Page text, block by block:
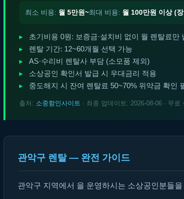
최소 비용: 월 5만원~최대 비용: 월 100만원 이상 (
초기비용 0원: 보증금·설치비 없이 월 렌탈료만
렌탈 기간: 12~60개월 선택 가능
AS·수리비 렌탈사 부담 (소모품 제외)
소상공인 확인서 발급 시 우대금리 적용
중도해지 시 잔여 렌탈료 50~70% 위약금 확인
출처: 소중함인사이트 · 최종 업데이트: 2026-08-06 · 무료
관악구 렌탈 — 완전 가이드
관악구 지역에서 을 운영하시는 소상공인분들